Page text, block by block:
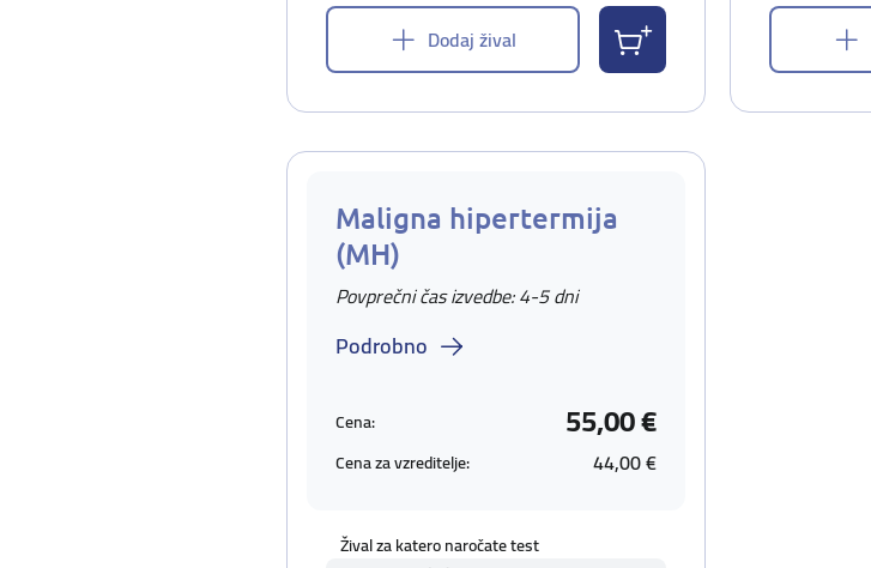
Dodaj žival
Maligna hipertermija
(MH)
Povprečni čas izvedbe: 4-5 dni
Podrobno
Cena: 55,00 €
Cena za vzreditelje: 44,00 €
Žival za katero naročate test